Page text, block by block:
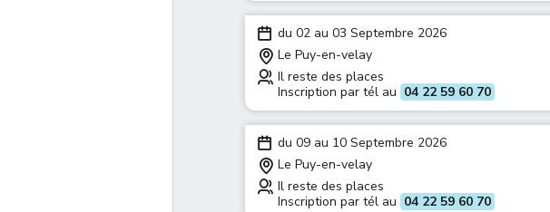
du 02 au 03 Septembre 2026
Le Puy-en-velay
Il reste des places
Inscription par tél au 04 22 59 60 70
du 09 au 10 Septembre 2026
Le Puy-en-velay
Il reste des places
Inscription par tél au 04 22 59 60 70